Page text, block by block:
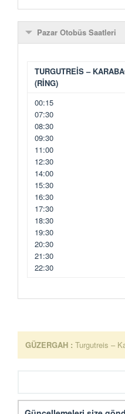
Pazar Otobüs Saatleri
TURGUTREİS –
(RİNG)
00:15
07:30
08:30
09:30
11:00
12:30
14:00
15:30
16:30
17:30
18:30
19:30
20:30
21:30
22:30
GÜZERGAH : Turgutreis –